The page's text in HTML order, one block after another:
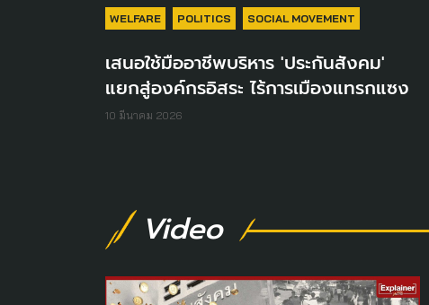
WELFARE POLITICS SOCIAL MOVEMENT
เสนอใช้มืออาชีพบริหาร 'ประกันสังคม'
แยกสู่องค์กรอิสระ ไร้การเมืองแทรกแซง
10 มีนาคม 2026
Video